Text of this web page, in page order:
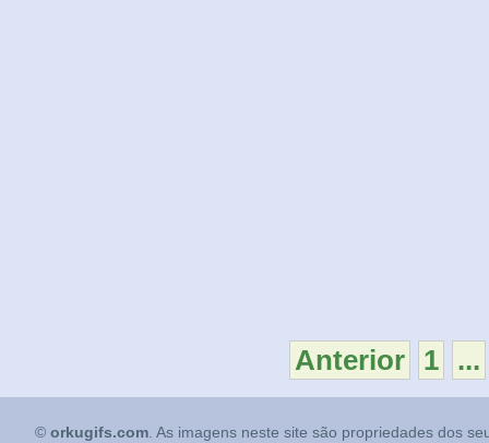
Anterior 1 ...
© orkugifs.com . As imagens neste site são propriedades dos